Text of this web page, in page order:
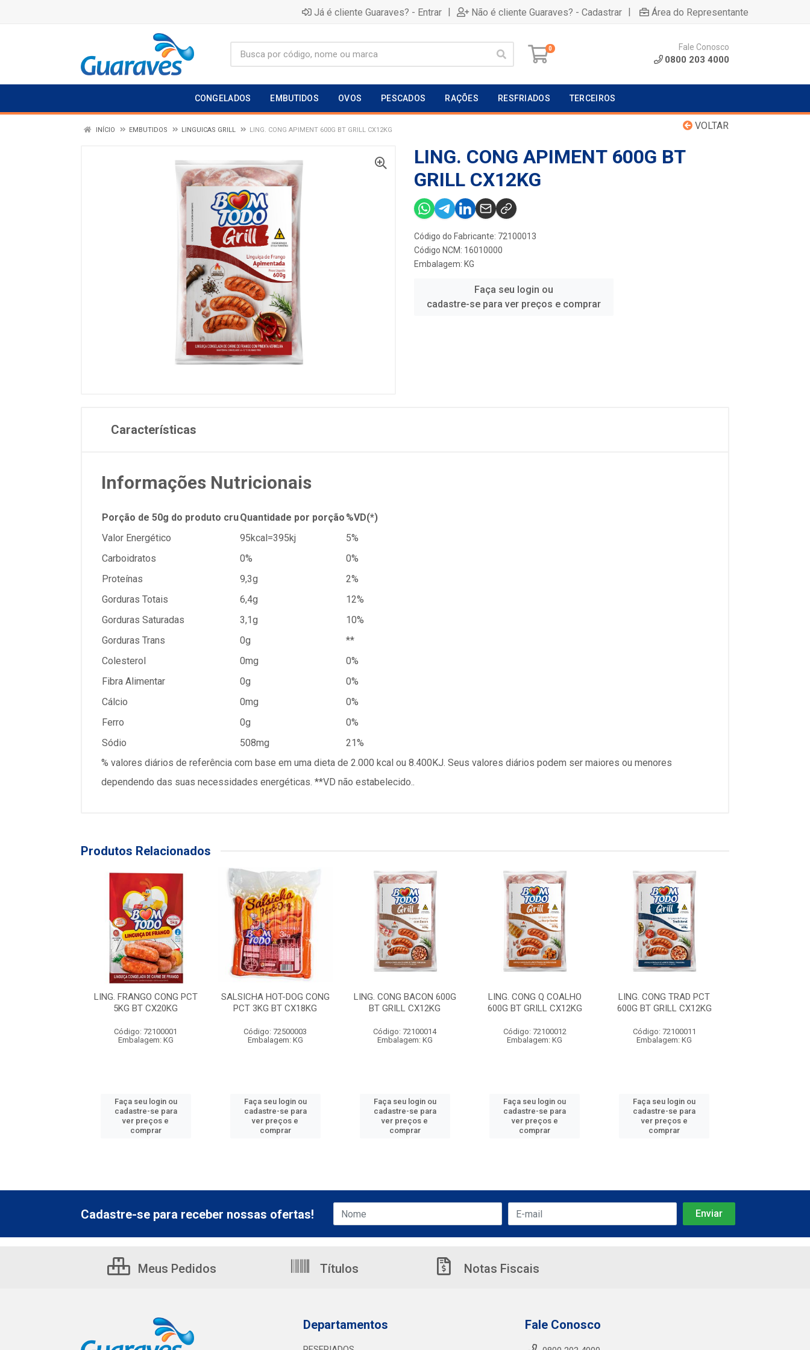
Já é cliente Guaraves? - Entrar | Não é cliente Guaraves? - Cadastrar | Área do Representante
0 Fale Conosco
0800 203 4000
CONGELADOS EMBUTIDOS OVOS PESCADOS RAÇÕES RESFRIADOS TERCEIROS
VOLTAR
INÍCIO EMBUTIDOS LINGUICAS GRILL LING. CONG APIMENT 600G BT GRILL CX12KG
LING. CONG APIMENT 600G BT
GRILL CX12KG
Código do Fabricante: 72100013
Código NCM: 16010000
Embalagem: KG
Faça seu login ou
cadastre-se para ver preços e comprar
Características
Informações Nutricionais
Porção de 50g do produto cruQuantidade por porção %VD(*)
Valor Energético
95kcal=395kj
5%
Carboidratos
0%
0%
Proteínas
9,3g
2%
Gorduras Totais
6,4g
12%
Gorduras Saturadas
3,1g
10%
Gorduras Trans
0g
**
Colesterol
0mg
0%
Fibra Alimentar
0g
0%
Cálcio
0mg
0%
Ferro
0g
0%
Sódio
508mg
21%
% valores diários de referência com base em uma dieta de 2.000 kcal ou 8.400KJ. Seus valores diários podem ser maiores ou menores
dependendo das suas necessidades energéticas. **VD não estabelecido..
Produtos Relacionados
LING. FRANGO CONG PCT
5KG BT CX20KG
Código: 72100001
Embalagem: KG
Faça seu login ou
cadastre-se para
ver preços e
comprar
SALSICHA HOT-DOG CONG
PCT 3KG BT CX18KG
Código: 72500003
Embalagem: KG
Faça seu login ou
cadastre-se para
ver preços e
comprar
LING. CONG BACON 600G
BT GRILL CX12KG
Código: 72100014
Embalagem: KG
Faça seu login ou
cadastre-se para
ver preços e
comprar
LING. CONG Q COALHO
600G BT GRILL CX12KG
Código: 72100012
Embalagem: KG
Faça seu login ou
cadastre-se para
ver preços e
comprar
LING. CONG TRAD PCT
600G BT GRILL CX12KG
Código: 72100011
Embalagem: KG
Faça seu login ou
cadastre-se para
ver preços e
comprar
Cadastre-se para receber nossas ofertas!
Meus Pedidos Títulos Notas Fiscais
Departamentos Fale Conosco